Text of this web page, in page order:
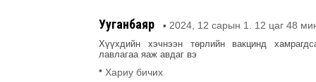
Ууганбаяр • 2024, 12 сарын 1. 12 цаг 48
Хүүхдийн хэчнээн төрлийн вакцинд
лавлагаа яаж авдаг вэ
• Хариу бичих